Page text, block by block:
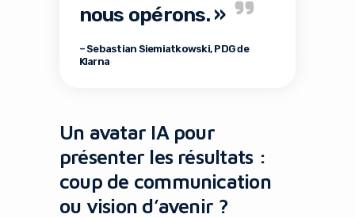
nous opérons. »
– Sebastian Siemiatkowski, PDG de
Klarna
Un avatar IA pour
présenter les résultats :
coup de communication
ou vision d’avenir ?